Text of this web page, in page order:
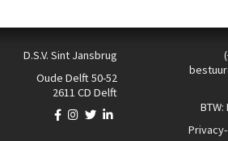
D.S.V. Sint Jansbrug
Oude Delft 50-52
2611 CD Delft